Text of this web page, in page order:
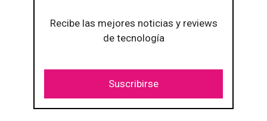
Recibe las mejores noticias y reviews
de tecnología
Suscribirse